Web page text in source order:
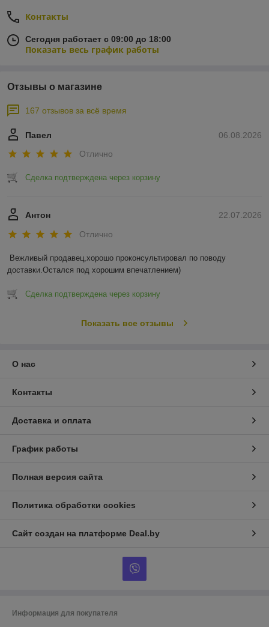
Контакты
Сегодня работает с 09:00 до 18:00
Показать весь график работы
Отзывы о магазине
167 отзывов за всё время
06.08.2026
Павел
Отлично
Сделка подтверждена через корзину
22.07.2026
Антон
Отлично
Вежливый продавец,хорошо проконсультировал по поводу
доставки.Остался под хорошим впечатлением)
Сделка подтверждена через корзину
Показать все отзывы
О нас
Контакты
Доставка и оплата
График работы
Полная версия сайта
Политика обработки cookies
Сайт создан на платформе Deal.by
Информация для покупателя